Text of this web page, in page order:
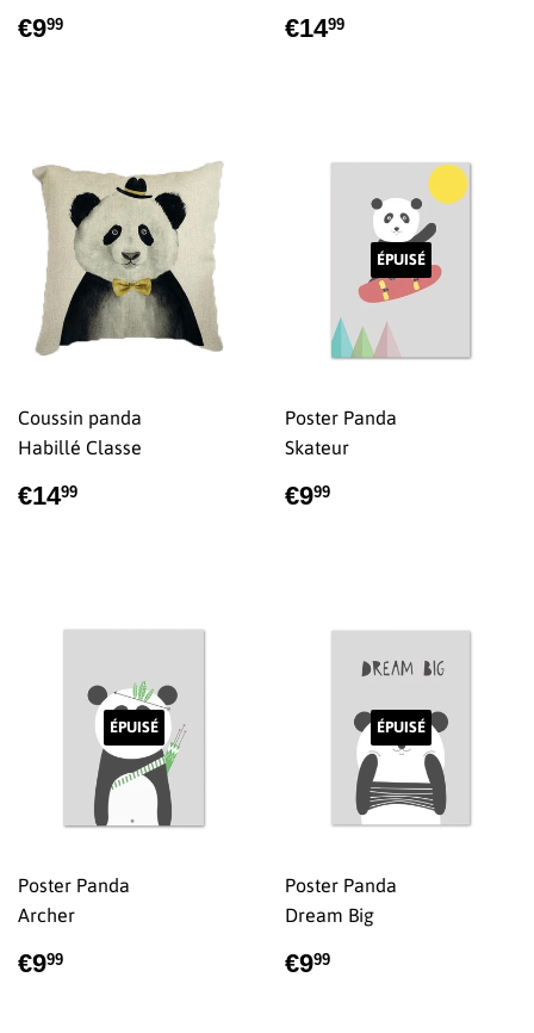
PRIX
€999 PRIX
€1499
Coussin panda
Habillé Classe
PRIX
€1499
ÉPUISÉ
Poster Panda
Skateur
PRIX
€999
ÉPUISÉ
Poster Panda
Archer
PRIX
€999
ÉPUISÉ
Poster Panda
Dream Big
PRIX
€999